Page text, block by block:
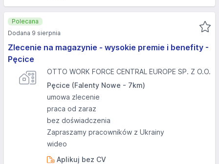
Zlecenie na magazynie - wysokie premie i benefity -
Pęcice
OTTO WORK FORCE CENTRAL EUROPE SP. Z O.O.
Pęcice (Falenty Nowe - 7km)
umowa zlecenie
praca od zaraz
bez doświadczenia
Zapraszamy pracowników z Ukrainy
wideo
Aplikuj bez CV
Polecana
Dodana 9 sierpnia